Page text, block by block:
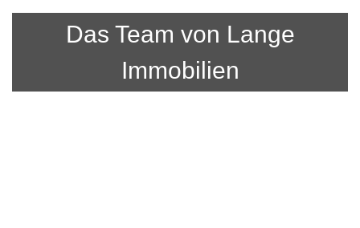
Das Team von Lange
Immobilien